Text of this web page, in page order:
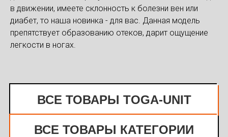
в движении, имеете склонность к болезни вен или
диабет, то наша новинка - для вас. Данная модель
препятствует образованию отеков, дарит ощущение
легкости в ногах.
ВСЕ ТОВАРЫ TOGA-UNIT
ВСЕ ТОВАРЫ КАТЕГОРИИ